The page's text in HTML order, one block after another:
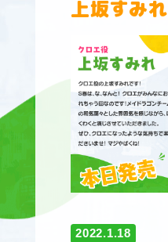
上坂すみれ
2022.1.18